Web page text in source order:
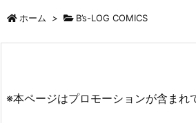
ホーム > B’s-LOG COMICS
※本ページはプロモーションが含まれ